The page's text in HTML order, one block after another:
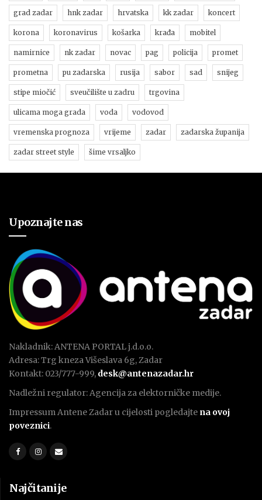
grad zadar hnk zadar hrvatska kk zadar koncert
korona koronavirus košarka krađa mobitel
namirnice nk zadar novac pag policija promet
prometna pu zadarska rusija sabor sad snijeg
stipe miočić sveučilište u zadru trgovina
ulicama moga grada voda vodovod
vremenska prognoza vrijeme zadar zadarska županija
zadar street style šime vrsaljko
Upoznajte nas
Nakladnik: ANTENA PORTAL j.d.o.o.
Adresa: Trg kneza Višeslava 6g, Zadar
Kontakt: 023/777-999, desk@antenazadar.hr
Nadležni regulator: Agencija za elektorničke medije.
Impressum Antene Zadar u cijelosti pogledajte na ovoj
poveznici.
Najčitanije